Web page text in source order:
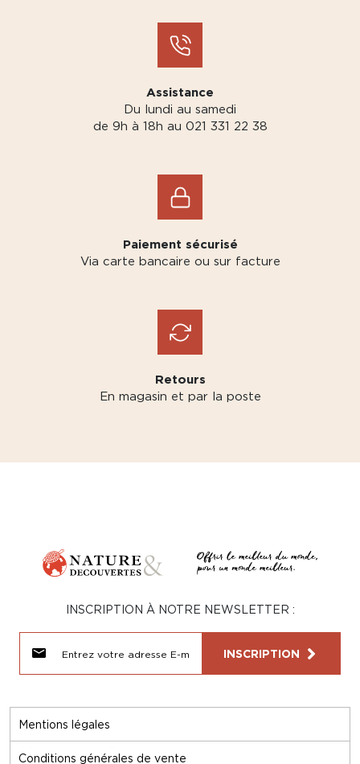
Assistance
Du lundi au samedi
de 9h à 18h au 021 331 22 38
Paiement sécurisé
Via carte bancaire ou sur facture
Retours
En magasin et par la poste
Mentions légales
Conditions générales de vente
INSCRIPTION À NOTRE NEWSLETTER :
INSCRIPTION